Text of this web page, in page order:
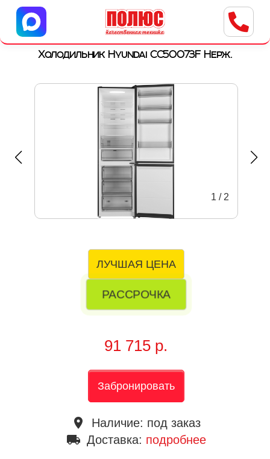
Центр бытовой техники
г. Ульяновск, ул. Пушкарева, 8a
Холодильник Hyundai CC50073F Нерж.
1 / 2
ЛУЧШАЯ ЦЕНА
РАССРОЧКА
91 715 р.
Забронировать
place Наличие: под заказ
local_shipping Доставка: подробнее